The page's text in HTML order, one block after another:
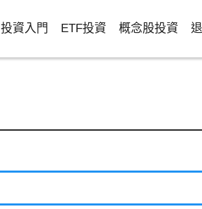
投資入門 ETF投資 概念股投資